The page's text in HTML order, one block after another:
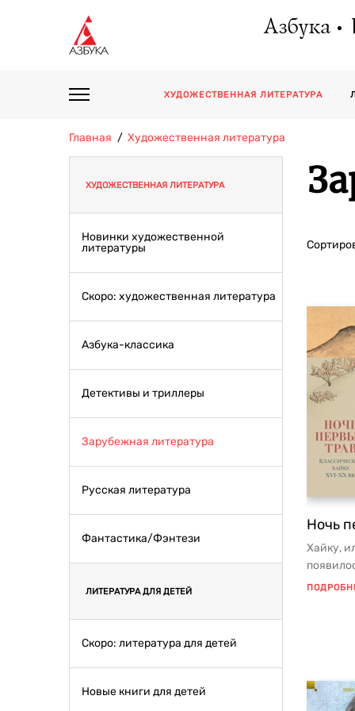
Азбука
ХУДОЖЕСТВЕННАЯ ЛИТЕРАТУРА
Главная Художественная литература
ХУДОЖЕСТВЕННАЯ ЛИТЕРАТУРА
Новинки художественной
литературы
Скоро: художественная литература
Азбука-классика
Детективы и триллеры
Зарубежная литература
Русская литература
Фантастика/Фэнтези
ЛИТЕРАТУРА ДЛЯ ДЕТЕЙ
Скоро: литература для детей
Новые книги для детей
Ночь
Хайку,
не